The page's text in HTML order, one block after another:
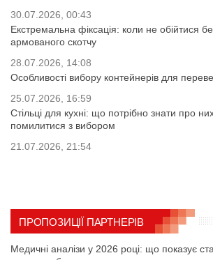
30.07.2026, 00:43
Екстремальна фіксація: коли не обійтися
армованого скотчу
28.07.2026, 14:08
Особливості вибору контейнерів для
25.07.2026, 16:59
Стільці для кухні: що потрібно знати про
помилитися з вибором
21.07.2026, 21:54
ПРОПОЗИЦІЇ ПАРТНЕРІВ
Медичні аналізи у 2026 році: що показує